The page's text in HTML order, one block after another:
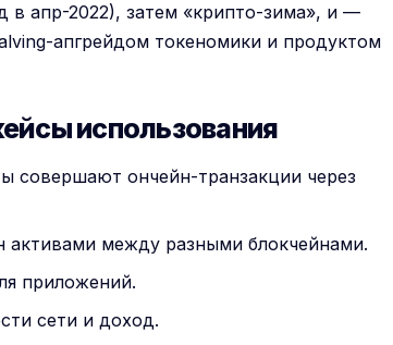
в апр-2022), затем «крипто-зима», и —
апгрейдом токеномики и продуктом
использования
совершают ончейн-транзакции через
активами между разными блокчейнами.
приложений.
сети и доход.